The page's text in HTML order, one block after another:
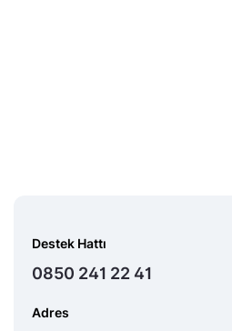
Destek Hattı
0850 241 22 41
Adres